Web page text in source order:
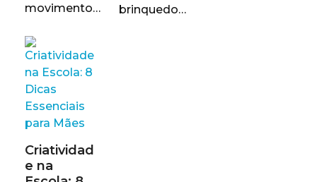
movimento…
brinquedo…
Criatividad
e na